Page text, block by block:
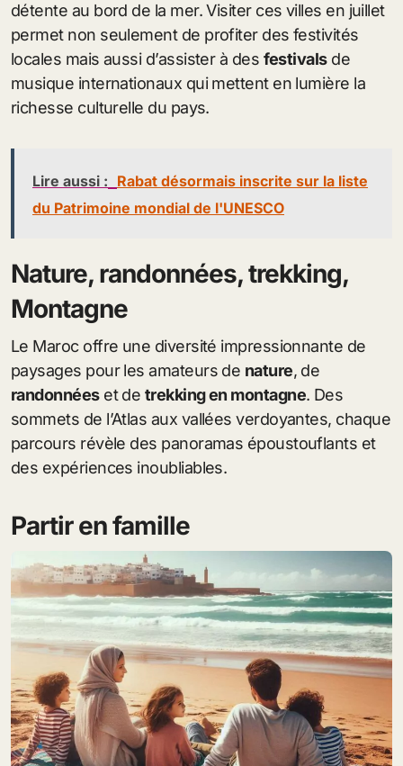
détente au bord de la mer. Visiter ces villes en juillet
permet non seulement de profiter des festivités
locales mais aussi d’assister à des festivalsde
musique internationaux qui mettent en lumière la
richesse culturelle du pays.
Lire aussi : Rabat désormais inscrite sur la liste
du Patrimoine mondial de l'UNESCO
Nature, randonnées, trekking,
Montagne
Le Maroc offre une diversité impressionnante de
paysages pour les amateurs de nature, de
randonnéeset de trekking en montagne. Des
sommets de l’Atlas aux vallées verdoyantes, chaque
parcours révèle des panoramas époustouflants et
des expériences inoubliables.
Partir en famille